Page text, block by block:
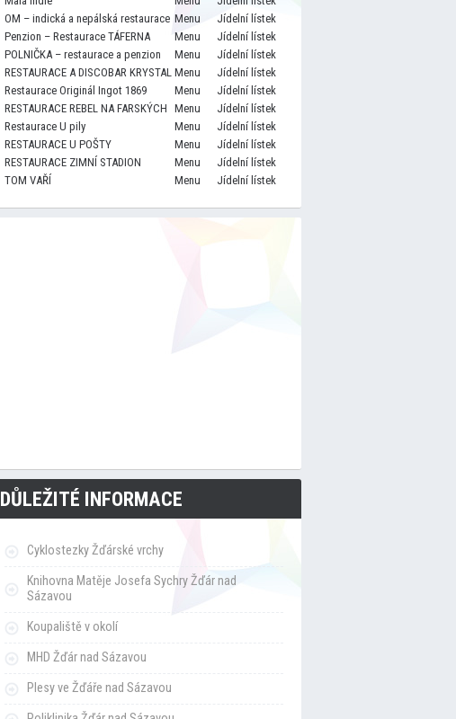
OM – indická a nepálská restaurace Menu
Jídelní lístek
Penzion – Restaurace TÁFERNA
Menu
Jídelní lístek
POLNIČKA – restaurace a penzion
Menu
Jídelní lístek
RESTAURACE A DISCOBAR KRYSTAL Menu
Jídelní lístek
Restaurace Originál Ingot 1869
Menu
Jídelní lístek
RESTAURACE REBEL NA FARSKÝCH Menu
Jídelní lístek
Restaurace U pily
Menu
Jídelní lístek
RESTAURACE U POŠTY
Menu
Jídelní lístek
RESTAURACE ZIMNÍ STADION
Menu
Jídelní lístek
TOM VAŘÍ
Menu Jídelní lístek
DŮLEŽITÉ INFORMACE
Cyklostezky Žďárské vrchy
Knihovna Matěje Josefa Sychry Žďár nad
Sázavou
Koupaliště v okolí
MHD Žďár nad Sázavou
Plesy ve Žďáře nad Sázavou